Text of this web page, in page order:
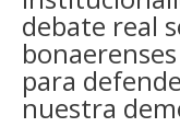
debate real
para
nuestra